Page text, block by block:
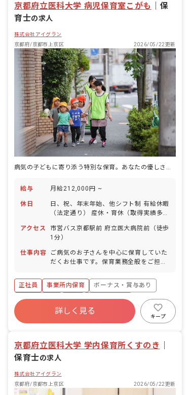
京都府立医科大学 病児保育室こがも
保
育士の求人
株式会社アイグラン
京都府/京都市上京区
2026/05/22更新
給与 月給212,000円 ~
休日
日、祝、年末年始、他シフト制 有給休暇
（法定通り） 産休・育休（取得実績多
日
アクセス
市営バス京都駅前 府立医大病院前（徒歩
1分）
仕事内容
ご病気のお子さんを中心に保育していた
だくお仕事です。保育業務全般をご担当
絵本を読んだり、お食事のサポートやお
昼寝、お着替えなどをお任せします。ご
病気のお子さん中心なので外遊びなどの
機会はほぼなく、なるべく安静にさせて
あげることが大切です。
正社員 事業所内保育
ボーナス・賞与あり
社会保険完備
有給
福利厚生充実
昇給昇進あり
産休育休制度
詳しく見る
キープ
京都府立医科大学 学内保育所くすのき
保育士の求人
株式会社アイグラン
京都府/京都市上京区
2026/05/22更新